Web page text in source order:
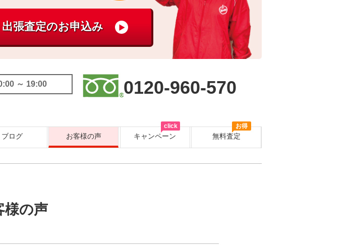
～ 19:00 0120-960-570
ブログ お客様の声 キャンペーン
お得
無料査定
click
様の声